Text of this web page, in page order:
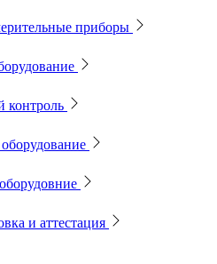
приборы
и аттестация